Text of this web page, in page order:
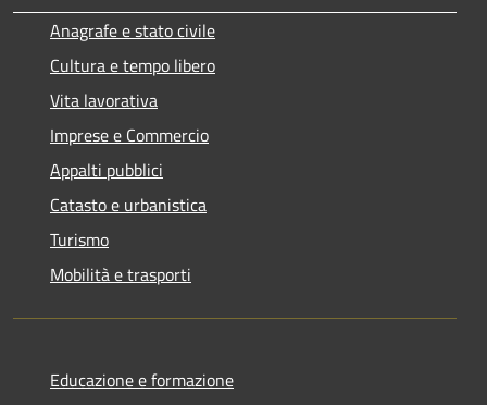
Anagrafe e stato civile
Cultura e tempo libero
Vita lavorativa
Imprese e Commercio
Appalti pubblici
Catasto e urbanistica
Turismo
Mobilità e trasporti
Educazione e formazione